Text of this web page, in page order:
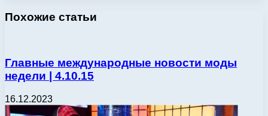
Похожие статьи
Главные международные новости моды
недели | 4.10.15
16.12.2023